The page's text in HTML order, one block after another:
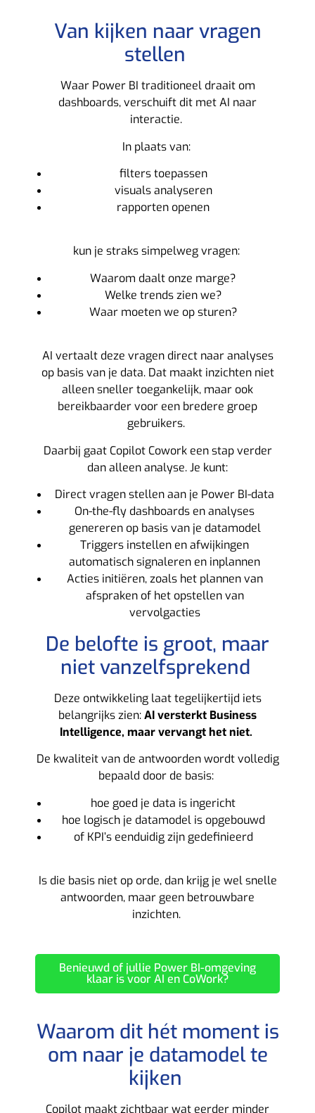
Van kijken naar vragen
stellen
Waar Power BI traditioneel draait om
dashboards, verschuift dit met AI naar
interactie.
In plaats van:
filters toepassen
visuals analyseren
rapporten openen
kun je straks simpelweg vragen:
Waarom daalt onze marge?
Welke trends zien we?
Waar moeten we op sturen?
AI vertaalt deze vragen direct naar analyses
op basis van je data. Dat maakt inzichten niet
alleen sneller toegankelijk, maar ook
bereikbaarder voor een bredere groep
gebruikers.
Daarbij gaat Copilot Cowork een stap verder
dan alleen analyse. Je kunt:
Direct vragen stellen aan je Power BI-data
On-the-fly dashboards en analyses
genereren op basis van je datamodel
Triggers instellen en afwijkingen
automatisch signaleren en inplannen
Acties initiëren, zoals het plannen van
afspraken of het opstellen van
vervolgacties
De belofte is groot, maar
niet vanzelfsprekend
Deze ontwikkeling laat tegelijkertijd iets
belangrijks zien:AI versterkt Business
Intelligence, maar vervangt het niet.
De kwaliteit van de antwoorden wordt volledig
bepaald door de basis:
hoe goed je data is ingericht
hoe logisch je datamodel is opgebouwd
of KPI’s eenduidig zijn gedefinieerd
Is die basis niet op orde, dan krijg je wel snelle
antwoorden, maar geen betrouwbare
inzichten.
Benieuwd of jullie Power BI-omgeving
klaar is voor AI en CoWork?
Waarom dit hét moment is
om naar je datamodel te
kijken
Copilot maakt zichtbaar wat eerder minder